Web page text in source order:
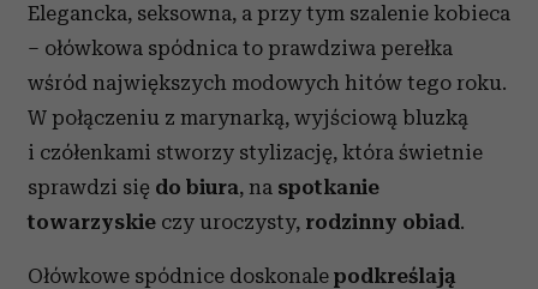
Elegancka, seksowna, a przy tym szalenie kobieca
– ołówkowa spódnica to prawdziwa perełka
wśród największych modowych hitów tego roku.
W połączeniu z marynarką, wyjściową bluzką
i czółenkami stworzy stylizację, która świetnie
sprawdzi się do biura, na spotkanie
towarzyskie czy uroczysty, rodzinny obiad.
Ołówkowe spódnice doskonale podkreślają